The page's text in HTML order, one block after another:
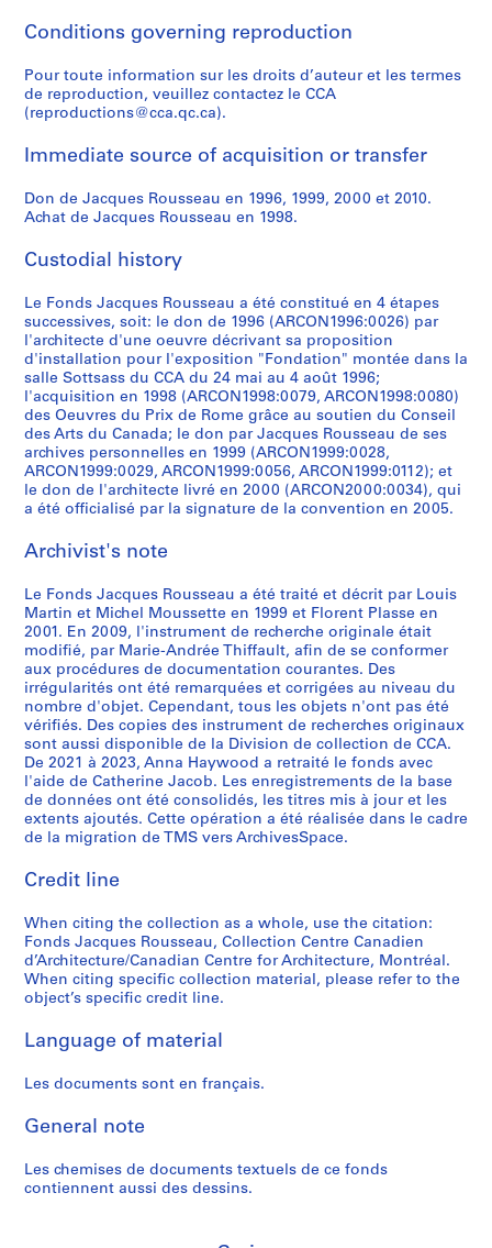
'
t
a
n
g
o
s
i
l
e
,
1
9
8
4
AP066.S3.D1
n
a
t
i
o
c
o
t
m
p
o
r
a
i
n
e
e
n
m
a
ç
o
n
n
e
r
i
e
,
1
9
8
AP066.S3.D2
t
1
9
8
7
,
9
9
3
-
9
9
AP066.S3.D12
r
o
j
c
t
:
u
o
é
t
i
q
u
e
d
e
l
m
q
u
e
t
t
e
e
t
d
e
s
s
é
p
l
i
u
s
"
e
r
o
j
c
t
:
n
t
a
l
l
a
t
i
o
n
"
a
e
r
w
o
r
k
s
"
,
T
o
o
t
o
-
"
o
i
o
s
r
o
j
c
t
:
x
o
s
i
t
i
o
n
"
À
t
b
e
"
,
1
4
m
a
i
-
1
6
u
n
1
9
8
AP066.S5.D3
r
o
j
c
t
:
x
o
s
i
t
i
o
n
"
F
o
d
t
i
o
n
"
a
u
C
e
n
t
e
a
n
a
d
e
d
A
c
r
o
j
c
t
:
x
o
s
i
t
i
o
n
"
A
m
a
u
r
e
o
f
c
o
n
s
e
n
u
/
C
a
n
d
a
A
c
r
o
j
c
t
:
a
e
r
i
e
d
'
a
r
t
d
M
t
a
n
e
,
1
9
8
7
-
1
8
AP066.S5.D6
r
o
j
c
t
:
x
o
s
i
t
i
o
n
s
n
o
-
d
e
n
t
i
f
i
é
e
s
,
.
.
AP066.S5.D7
e
r
i
s
D
c
m
e
n
t
s
d
e
r
é
f
r
n
c
e
p
o
u
r
p
r
o
j
t
a
r
c
h
t
c
u
a
Conditions governing reproduction
Pour toute information sur les droits d’auteur et les termes
de reproduction, veuillez contactez le CCA
(reproductions@cca.qc.ca).
Immediate source of acquisition or transfer
Don de Jacques Rousseau en 1996, 1999, 2000 et 2010.
Achat de Jacques Rousseau en 1998.
Custodial history
Le Fonds Jacques Rousseau a été constitué en 4 étapes
successives, soit: le don de 1996 (ARCON1996:0026) par
l'architecte d'une oeuvre décrivant sa proposition
d'installation pour l'exposition "Fondation" montée dans la
salle Sottsass du CCA du 24 mai au 4 août 1996;
l'acquisition en 1998 (ARCON1998:0079, ARCON1998:0080)
des Oeuvres du Prix de Rome grâce au soutien du Conseil
des Arts du Canada; le don par Jacques Rousseau de ses
archives personnelles en 1999 (ARCON1999:0028,
ARCON1999:0029, ARCON1999:0056, ARCON1999:0112); et
le don de l'architecte livré en 2000 (ARCON2000:0034), qui
a été officialisé par la signature de la convention en 2005.
Archivist's note
Le Fonds Jacques Rousseau a été traité et décrit par Louis
Martin et Michel Moussette en 1999 et Florent Plasse en
2001. En 2009, l'instrument de recherche originale était
modifié, par Marie-Andrée Thiffault, afin de se conformer
aux procédures de documentation courantes. Des
irrégularités ont été remarquées et corrigées au niveau du
nombre d'objet. Cependant, tous les objets n'ont pas été
vérifiés. Des copies des instrument de recherches originaux
sont aussi disponible de la Division de collection de CCA.
De 2021 à 2023, Anna Haywood a retraité le fonds avec
l'aide de Catherine Jacob. Les enregistrements de la base
de données ont été consolidés, les titres mis à jour et les
extents ajoutés. Cette opération a été réalisée dans le cadre
de la migration de TMS vers ArchivesSpace.
Credit line
When citing the collection as a whole, use the citation:
Fonds Jacques Rousseau, Collection Centre Canadien
d’Architecture/Canadian Centre for Architecture, Montréal.
When citing specific collection material, please refer to the
object’s specific credit line.
Language of material
Les documents sont en français.
General note
Les chemises de documents textuels de ce fonds
contiennent aussi des dessins.